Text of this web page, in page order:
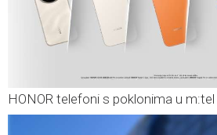
HONOR telefoni s poklonima u